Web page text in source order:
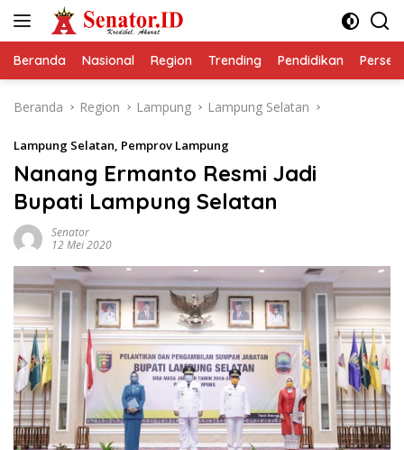
Beranda Nasional Region Trending Pendidikan
Beranda Region Lampung Lampung Selatan
Lampung Selatan, Pemprov Lampung
Nanang Ermanto Resmi Jadi
Bupati Lampung Selatan
Senator
12 Mei 2020